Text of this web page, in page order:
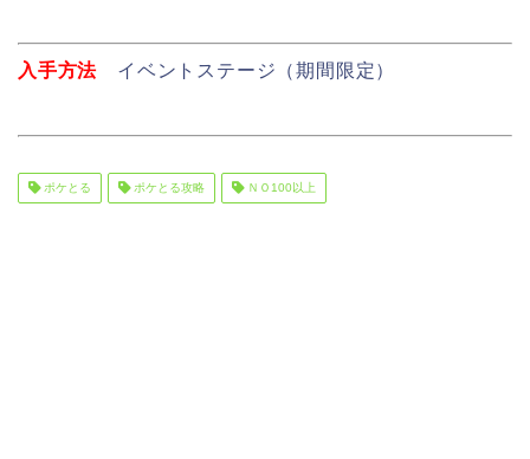
入手方法 イベントステージ（期間限定）
ポケとる ポケとる攻略 ＮＯ100以上